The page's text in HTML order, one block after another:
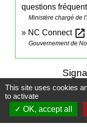
questions
Ministère chargé de
NC Connect open_in_new
Gouvernement de
This site uses cookies
to activate
OK, accept all